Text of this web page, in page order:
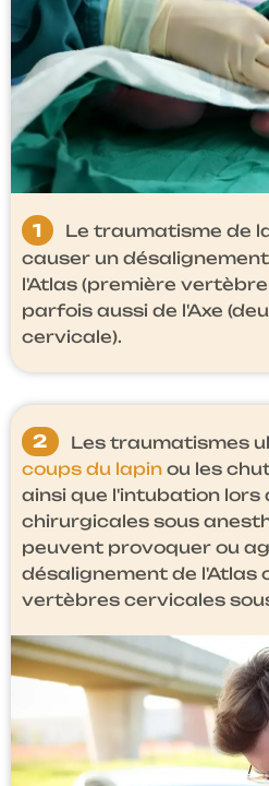
1
Le traumatisme de
causer un
l'Atlas (première
parfois aussi de l'Axe
cervicale).
2
Les traumatismes
coups du lapin ou les
ainsi que l'intubation
chirurgicales sous
peuvent provoquer ou
désalignement de l'Atlas
vertèbres cervicales